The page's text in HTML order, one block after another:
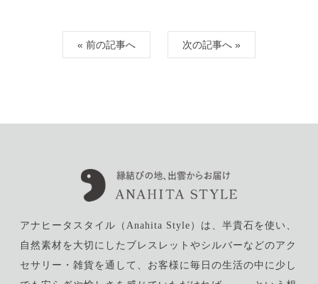
b
o
t
e
« 前の記事へ 次の記事へ »
アナヒータスタイル（Anahita Style）は、半貴石を使い、
自然素材を大切にしたブレスレットやシルバーなどのアク
セサリー・雑貨を通して、お客様に毎日の生活の中に少し